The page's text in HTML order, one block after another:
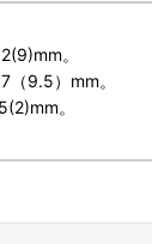
。
（9.5）mm。
。